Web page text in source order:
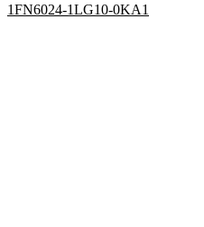
1FN6024-1LG10-0KA1